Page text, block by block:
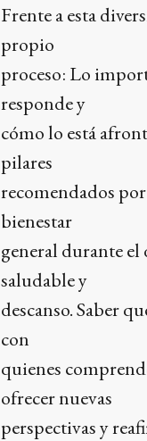
Frente a esta
propio
proceso: Lo
responde y
cómo lo está
pilares
recomendados
bienestar
general durante
saludable y
descanso. Saber
con
quienes
ofrecer nuevas
perspectivas y